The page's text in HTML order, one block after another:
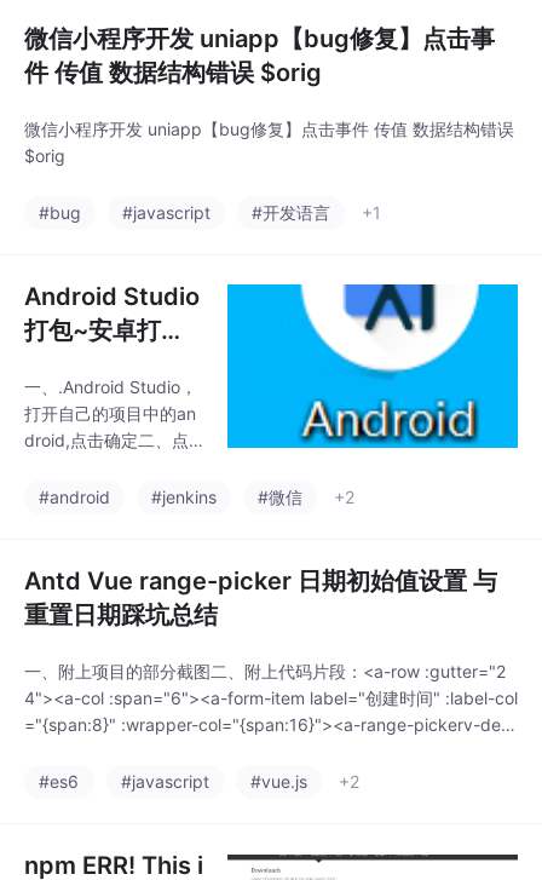
微信小程序开发 uniapp【bug修复】点击事
件 传值 数据结构错误 $orig
微信小程序开发 uniapp【bug修复】点击事件 传值 数据结构错误
$orig
#bug #javascript #开发语言 +1
Android Studio
打包~安卓打包
一、.Android Studio，
打开自己的项目中的an
droid,点击确定二、点
大象标志。同步项目与
以实时看到进度和报错
的点此处有踩坑点Gradl
e的安装与配置-引用别
下载的Gradle6.5版
本，打开 Android Stud
io后打包编译失败，排
7.1版本2.需要按照上面
#android #jenkins #微信 +2
Antd Vue range-picker 日期初始值设置 与
重置日期踩坑总结
一、附上项目的部分截图二、附上代码片段：<a-row :gutter="2
4"><a-col :span="6"><a-form-item label="创建时间" :label-col
="{span:8}" :wrapper-col="{span:16}"><a-range-pickerv-dec
#es6
#javascript #vue.js +2
npm ERR! This i